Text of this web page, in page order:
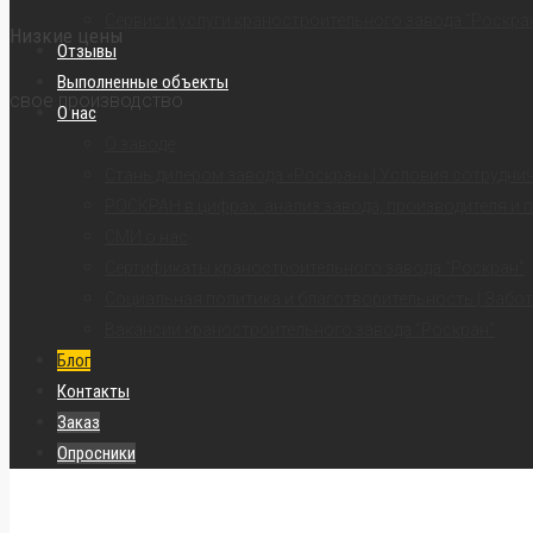
Низкие цены
свое производство
Отзывы
Выполненные объекты
О нас
Блог
Контакты
Заказ
Опросники